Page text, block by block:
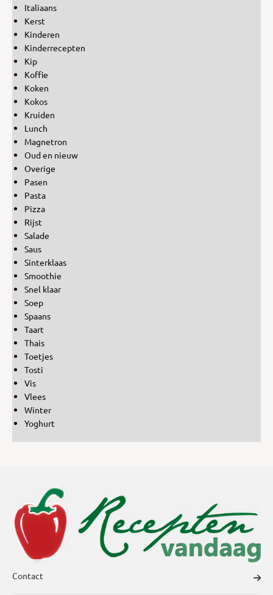
Italiaans
Kerst
Kinderen
Kinderrecepten
Kip
Koffie
Koken
Kokos
Kruiden
Lunch
Magnetron
Oud en nieuw
Overige
Pasen
Pasta
Pizza
Rijst
Salade
Saus
Sinterklaas
Smoothie
Snel klaar
Soep
Spaans
Taart
Thais
Toetjes
Tosti
Vis
Vlees
Winter
Yoghurt
Contact